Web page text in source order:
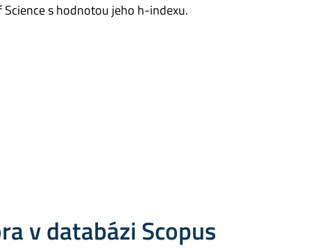
s hodnotou jeho h-indexu.
v databázi Scopus